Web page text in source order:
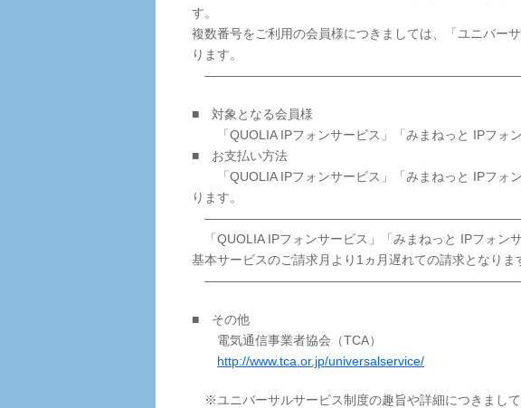
す。
複数番号をご利用の会員様につきましては、「ユニバー
ります。
■ 対象となる会員様
「QUOLIA IPフォンサービス」「みまねっと IPフォ
■ お支払い方法
「QUOLIA IPフォンサービス」「みまねっと IPフォ
ります。
「QUOLIA IPフォンサービス」「みまねっと IPフォン
基本サービスのご請求月より1ヵ月遅れての請求となりま
■ その他
電気通信事業者協会（TCA）
http://www.tca.or.jp/universalservice/
※ユニバーサルサービス制度の趣旨や詳細につきまし